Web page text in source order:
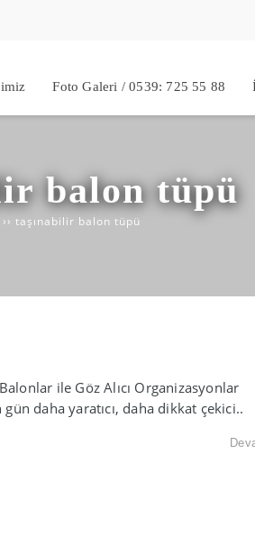
Foto Galeri / 0539: 725 55 88
balon tüpü
›› taşınabilir balon tüpü
ile Göz Alıcı Organizasyonlar
daha yaratıcı, daha dikkat çekici..